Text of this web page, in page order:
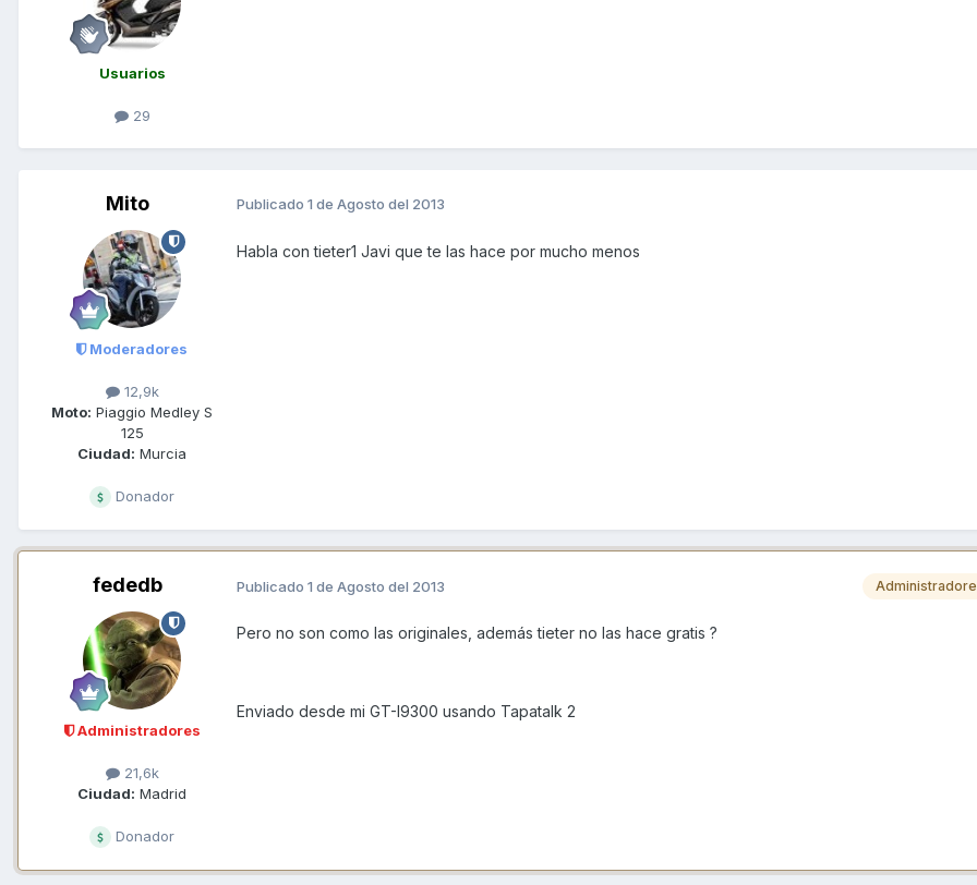
Usuarios
29
Mito
Moderadores
12,9k
Moto: Piaggio Medley S
125
Ciudad: Murcia
Donador
Publicado 1 de Agosto del 2013
Habla con tieter1 Javi que te las hace por mucho menos
fededb
Administradores
21,6k
Ciudad: Madrid
Donador
Publicado 1 de Agosto del 2013
Pero no son como las originales, además tieter no las hace gratis ?
Enviado desde mi GT-I9300 usando Tapatalk 2